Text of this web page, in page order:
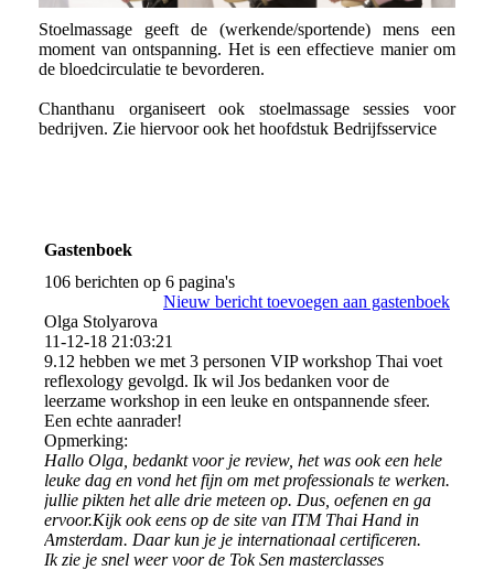
Stoelmassage geeft de (werkende/sportende) mens een
moment van ontspanning. Het is een effectieve manier om
de bloedcirculatie te bevorderen.
Chanthanu organiseert ook stoelmassage sessies voor
bedrijven. Zie hiervoor ook het hoofdstuk Bedrijfsservice
Gastenboek
106 berichten op 6 pagina's
Nieuw bericht toevoegen aan gastenboek
Olga Stolyarova
11-12-18 21:03:21
9.12 hebben we met 3 personen VIP workshop Thai voet
reflexology gevolgd. Ik wil Jos bedanken voor de
leerzame workshop in een leuke en ontspannende sfeer.
Een echte aanrader!
Opmerking:
Hallo Olga, bedankt voor je review, het was ook een hele
leuke dag en vond het fijn om met professionals te werken.
jullie pikten het alle drie meteen op. Dus, oefenen en ga
ervoor.Kijk ook eens op de site van ITM Thai Hand in
Amsterdam. Daar kun je je internationaal certificeren.
Ik zie je snel weer voor de Tok Sen masterclasses